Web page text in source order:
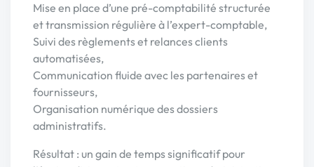
Mise en place d’une pré-comptabilité structurée
et transmission régulière à l’expert-comptable,
Suivi des règlements et relances clients
automatisées,
Communication fluide avec les partenaires et
fournisseurs,
Organisation numérique des dossiers
administratifs.
Résultat : un gain de temps significatif pour